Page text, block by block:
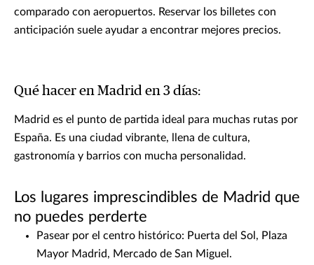
comparado con aeropuertos. Reservar los billetes con
anticipación suele ayudar a encontrar mejores precios.
Qué hacer en Madrid en 3 días:
Madrid es el punto de partida ideal para muchas rutas por
España. Es una ciudad vibrante, llena de cultura,
gastronomía y barrios con mucha personalidad.
Los lugares imprescindibles de Madrid que
no puedes perderte
Pasear por el centro histórico: Puerta del Sol, Plaza
Mayor Madrid, Mercado de San Miguel.